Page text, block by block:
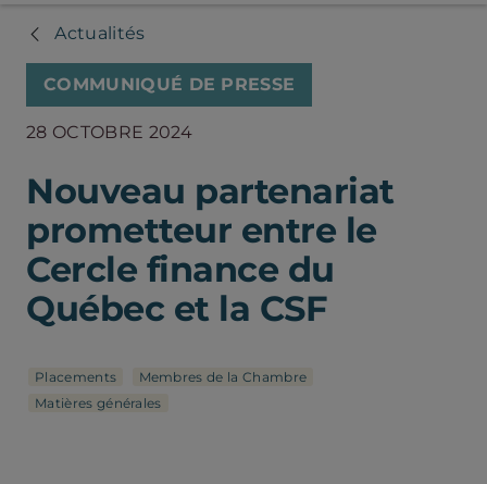
Actualités
COMMUNIQUÉ DE PRESSE
28 OCTOBRE 2024
Nouveau partenariat
prometteur entre le
Cercle finance du
Québec et la CSF
Placements
Membres de la Chambre
Matières générales